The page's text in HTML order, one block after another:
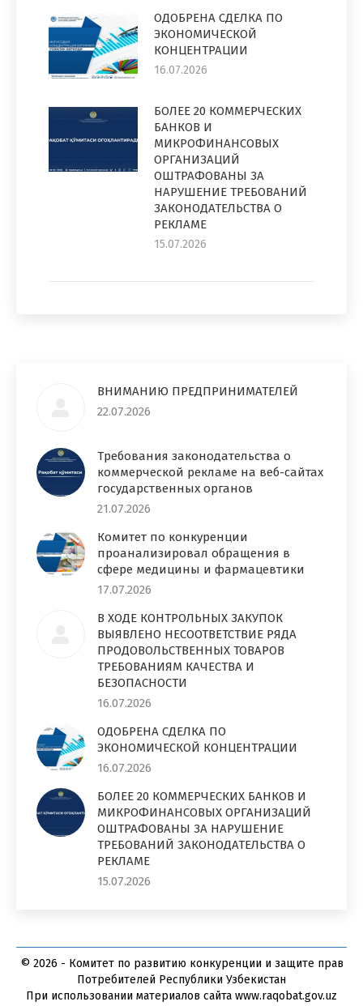
ОДОБРЕНА СДЕЛКА ПО
ЭКОНОМИЧЕСКОЙ
КОНЦЕНТРАЦИИ
16.07.2026
БОЛЕЕ 20 КОММЕРЧЕСКИХ
БАНКОВ И
МИКРОФИНАНСОВЫХ
ОРГАНИЗАЦИЙ
ОШТРАФОВАНЫ ЗА
НАРУШЕНИЕ ТРЕБОВАНИЙ
ЗАКОНОДАТЕЛЬСТВА О
РЕКЛАМЕ
15.07.2026
ВНИМАНИЮ ПРЕДПРИНИМАТЕЛЕЙ
22.07.2026
Требования законодательства о
коммерческой рекламе на веб-сайтах
государственных органов
21.07.2026
Комитет по конкуренции
проанализировал обращения в
сфере медицины и фармацевтики
17.07.2026
В ХОДЕ КОНТРОЛЬНЫХ ЗАКУПОК
ВЫЯВЛЕНО НЕСООТВЕТСТВИЕ РЯДА
ПРОДОВОЛЬСТВЕННЫХ ТОВАРОВ
ТРЕБОВАНИЯМ КАЧЕСТВА И
БЕЗОПАСНОСТИ
16.07.2026
ОДОБРЕНА СДЕЛКА ПО
ЭКОНОМИЧЕСКОЙ КОНЦЕНТРАЦИИ
16.07.2026
БОЛЕЕ 20 КОММЕРЧЕСКИХ БАНКОВ И
МИКРОФИНАНСОВЫХ ОРГАНИЗАЦИЙ
ОШТРАФОВАНЫ ЗА НАРУШЕНИЕ
ТРЕБОВАНИЙ ЗАКОНОДАТЕЛЬСТВА О
РЕКЛАМЕ
15.07.2026
© 2026 - Комитет по развитию конкуренции и защите прав
Потребителей Республики Узбекистан
При использовании материалов сайта www.raqobat.gov.uz